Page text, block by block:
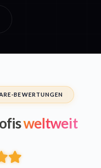
BEWERTUNGEN
weltweit